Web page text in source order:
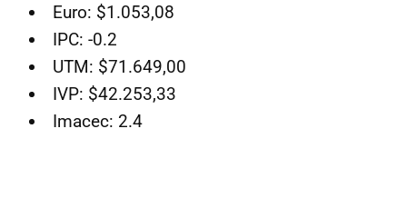
Euro: $1.053,08
IPC: -0.2
UTM: $71.649,00
IVP: $42.253,33
Imacec: 2.4